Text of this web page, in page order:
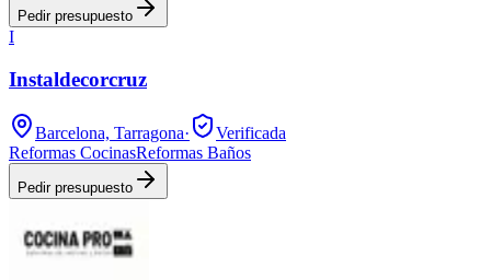
Pedir presupuesto
I
Instaldecorcruz
Barcelona, Tarragona·
Verificada
Reformas CocinasReformas Baños
Pedir presupuesto